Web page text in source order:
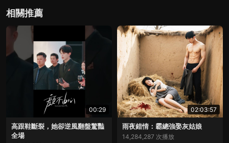
相關推薦
00:29
高跟鞋斷裂，她卻逆風翻盤驚豔
全場
02:03:57
雨夜錯情：霸總強娶灰姑娘
14,284,287 次播放